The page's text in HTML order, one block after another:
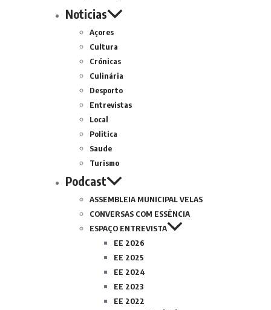
Noticias
Açores
Cultura
Crónicas
Culinária
Desporto
Entrevistas
Local
Politica
Saude
Turismo
Podcast
ASSEMBLEIA MUNICIPAL VELAS
CONVERSAS COM ESSÊNCIA
ESPAÇO ENTREVISTA
EE 2026
EE 2025
EE 2024
EE 2023
EE 2022